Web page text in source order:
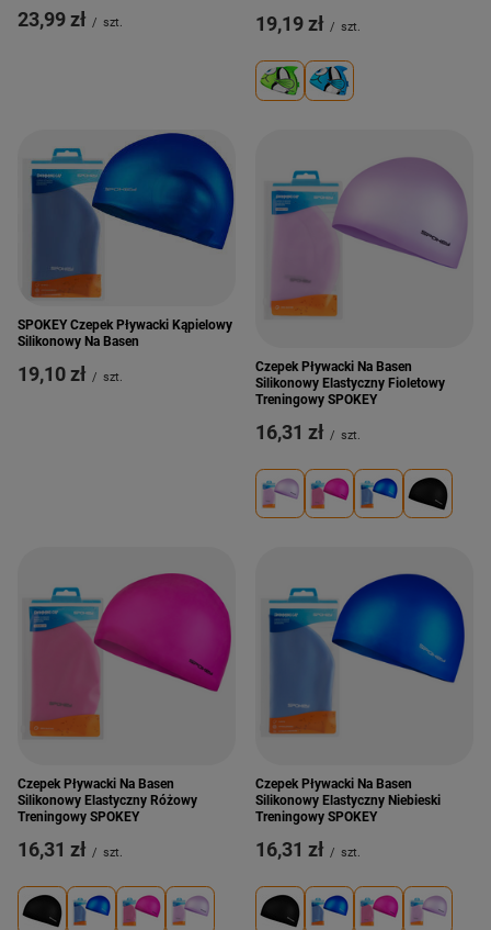
23,99 zł / szt. 19,19 zł / szt.
SPOKEY Czepek Pływacki Kąpielowy
Silikonowy Na Basen
19,10 zł / szt.
Czepek Pływacki Na Basen
Silikonowy Elastyczny Fioletowy
Treningowy SPOKEY
16,31 zł / szt.
Czepek Pływacki Na Basen
Silikonowy Elastyczny Różowy
Treningowy SPOKEY
16,31 zł / szt.
Czepek Pływacki Na Basen
Silikonowy Elastyczny Niebieski
Treningowy SPOKEY
16,31 zł / szt.